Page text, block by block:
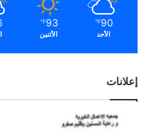
90
℉
الأحد
93
℉
الأثنين
إعلانات